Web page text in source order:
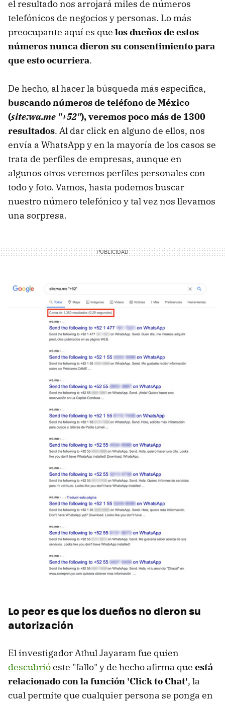
el resultado nos arrojará miles de números
telefónicos de negocios y personas. Lo más
preocupante aquí es que los dueños de estos
números nunca dieron su consentimiento para
que esto ocurriera.
De hecho, al hacer la búsqueda más especifica,
buscando números de teléfono de México
(site:wa.me "+52"), veremos poco más de 1300
resultados. Al dar click en alguno de ellos, nos
envía a WhatsApp y en la mayoría de los casos se
trata de perfiles de empresas, aunque en
algunos otros veremos perfiles personales con
todo y foto. Vamos, hasta podemos buscar
nuestro número telefónico y tal vez nos llevamos
una sorpresa.
Lo peor es que los dueños no dieron su
autorización
El investigador Athul Jayaram fue quien
descubrióeste "fallo" y de hecho afirma que está
relacionado con la función 'Click to Chat', la
cual permite que cualquier persona se ponga en